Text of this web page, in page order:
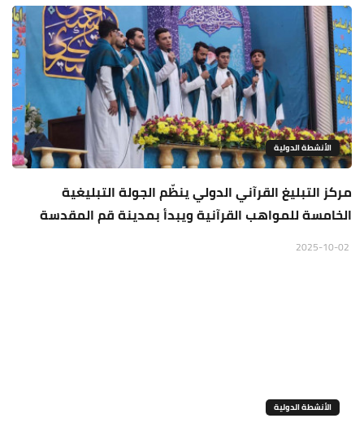
الأنشطة الدولية
مركز التبليغ القرآني الدولي ينظّم الجولة التبليغية
الخامسة للمواهب القرآنية ويبدأ بمدينة قم المقدسة
الأنشطة الدولية